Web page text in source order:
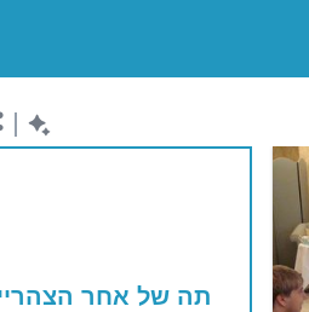
תה של אחר